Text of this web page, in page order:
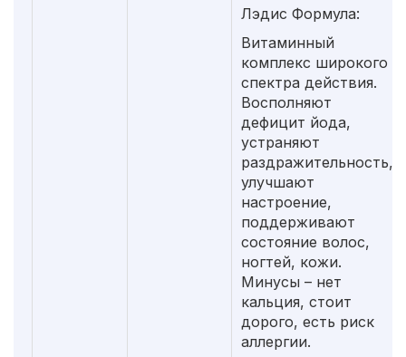
Лэдис Формула:
Витаминный
комплекс широкого
спектра действия.
Восполняют
дефицит йода,
устраняют
раздражительность,
улучшают
настроение,
поддерживают
состояние волос,
ногтей, кожи.
Минусы – нет
кальция, стоит
дорого, есть риск
аллергии.